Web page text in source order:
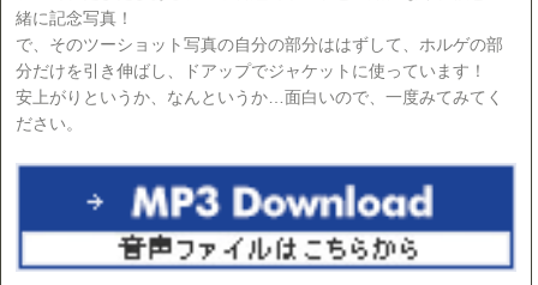
緒に記念写真！
で、そのツーショット写真の自分の部分ははずして、ホルゲの部
分だけを引き伸ばし、ドアップでジャケットに使っています！
安上がりというか、なんというか…面白いので、一度みてみてく
ださい。